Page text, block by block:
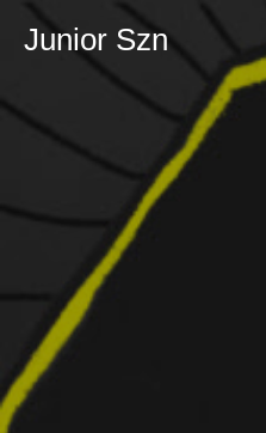
Junior Szn